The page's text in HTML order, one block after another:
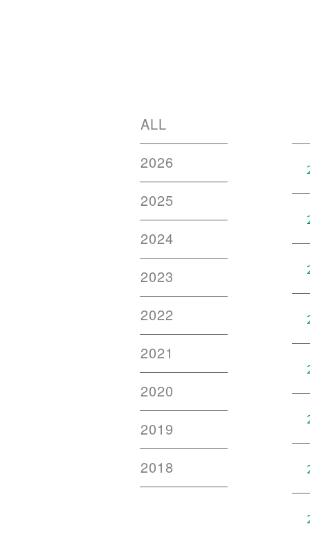
ALL
2026
2025
2024
2023
2022
2021
2020
2019
2018